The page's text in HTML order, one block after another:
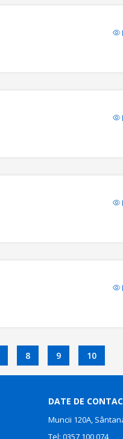
8 9 10
DATE DE
Muncii 120A,
Tel: 0357 100 074